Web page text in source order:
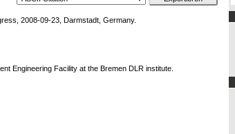
2008-09-23, Darmstadt, Germany.
Engineering Facility at the Bremen DLR institute.